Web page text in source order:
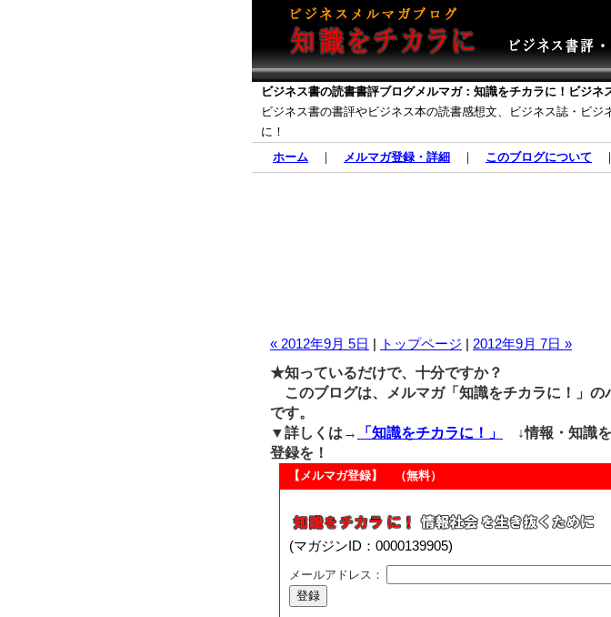
ビジネス書の読書書評ブログメルマガ：知識をチカラに！ビジネ
ビジネス書の書評やビジネス本の読書感想文、ビジネス誌・ビ
に！
ホーム ｜ メルマガ登録・詳細 ｜ このブログについて
« 2012年9月 5日 | トップページ | 2012年9月 7日 »
★知っているだけで、十分ですか？
このブログは、メルマガ「知識をチカラに！」の
です。
▼詳しくは→
「知識をチカラに！」
↓情報・知識
登録を！
【メルマガ登録】 （無料）
(マガジンID：0000139905)
メールアドレス：